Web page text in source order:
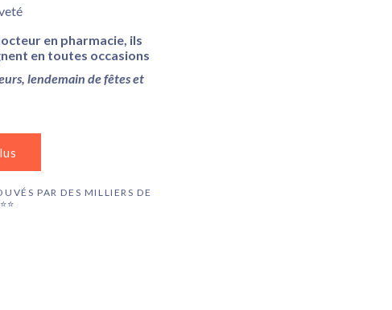
en pharmacie, ils
en toutes occasions
lendemain de fêtes et
PAR DES MILLIERS DE